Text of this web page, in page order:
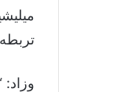
وزاد: